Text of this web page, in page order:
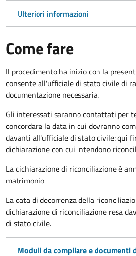
Ulteriori informazioni
Come fare
Il procedimento ha inizio con la
consente all'ufficiale di stato civile di
documentazione necessaria.
Gli interessati saranno contattati per
concordare la data in cui dovranno
davanti all'ufficiale di stato civile: qui
dichiarazione con cui intendono
La dichiarazione di riconciliazione è
matrimonio.
La data di decorrenza della
dichiarazione di riconciliazione resa
di stato civile.
Moduli da compilare e documenti